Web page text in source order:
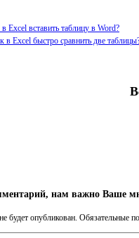
Excel вставить таблицу в Word?
Excel быстро сравнить две
нам важно Ваше
будет опубликован. Обязательные